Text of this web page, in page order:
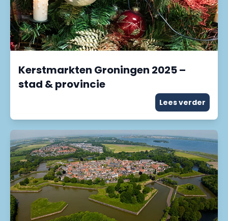
Kerstmarkten Groningen 2025 –
stad & provincie
Lees verder